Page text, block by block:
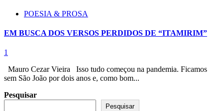
POESIA & PROSA
EM BUSCA DOS VERSOS PERDIDOS DE “ITAMIRIM”
1
Mauro Cezar Vieira Isso tudo começou na pandemia. Ficamos
sem São João por dois anos e, como bom...
Pesquisar
Pesquisar